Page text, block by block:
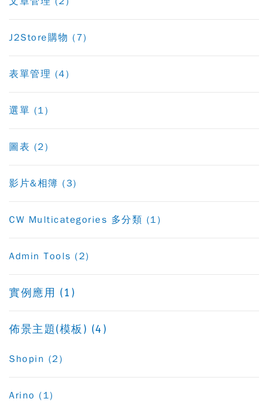
J2Store購物 (7)
表單管理 (4)
選單 (1)
圖表 (2)
影片&相簿 (3)
CW Multicategories 多分類 (1)
Admin Tools (2)
實例應用 (1)
佈景主題(模板) (4)
Shopin (2)
Arino (1)